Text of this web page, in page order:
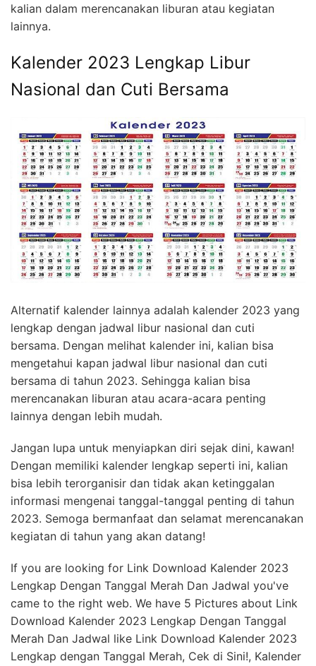
kalian dalam merencanakan liburan atau kegiatan
lainnya.
Kalender 2023 Lengkap Libur
Nasional dan Cuti Bersama
Alternatif kalender lainnya adalah kalender 2023 yang
lengkap dengan jadwal libur nasional dan cuti
bersama. Dengan melihat kalender ini, kalian bisa
mengetahui kapan jadwal libur nasional dan cuti
bersama di tahun 2023. Sehingga kalian bisa
merencanakan liburan atau acara-acara penting
lainnya dengan lebih mudah.
Jangan lupa untuk menyiapkan diri sejak dini, kawan!
Dengan memiliki kalender lengkap seperti ini, kalian
bisa lebih terorganisir dan tidak akan ketinggalan
informasi mengenai tanggal-tanggal penting di tahun
2023. Semoga bermanfaat dan selamat merencanakan
kegiatan di tahun yang akan datang!
If you are looking for Link Download Kalender 2023
Lengkap Dengan Tanggal Merah Dan Jadwal you've
came to the right web. We have 5 Pictures about Link
Download Kalender 2023 Lengkap Dengan Tanggal
Merah Dan Jadwal like Link Download Kalender 2023
Lengkap dengan Tanggal Merah, Cek di Sini!, Kalender